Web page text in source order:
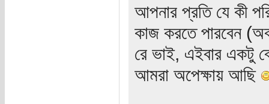
আপনার প্রতি যে কী
কাজ করতে পারবেন
রে ভাই, এইবার একটু
আমরা অপেক্ষায় আছি